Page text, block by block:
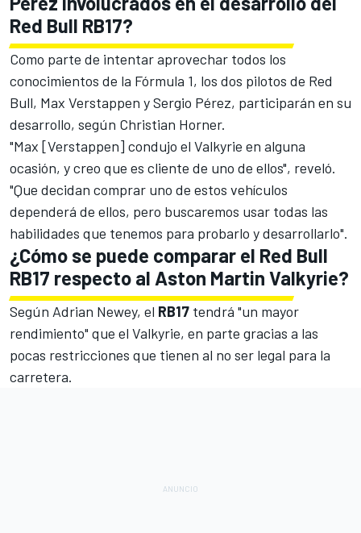
Red Bull RB17?
Como parte de intentar aprovechar todos los
conocimientos de la Fórmula 1, los dos pilotos de Red
Bull, Max Verstappen ySergio Pérez, participarán en su
desarrollo, según Christian Horner.
"Max [Verstappen] condujo el Valkyrie en alguna
ocasión, y creo que es cliente de uno de ellos", reveló.
"Que decidan comprar uno de estos vehículos
dependerá de ellos, pero buscaremos usar todas las
habilidades que tenemos para probarlo y desarrollarlo".
¿Cómo se puede comparar el Red Bull
RB17 respecto al Aston Martin Valkyrie?
Según Adrian Newey, el RB17 tendrá "un mayor
rendimiento" que el Valkyrie, en parte gracias a las
pocas restricciones que tienen al no ser legal para la
carretera.